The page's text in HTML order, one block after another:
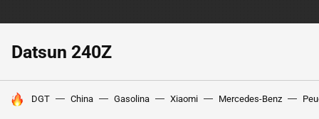
Datsun 240Z
HOY SE HABLA DE
DGT China Gasolina Xiaomi Mercedes-Benz